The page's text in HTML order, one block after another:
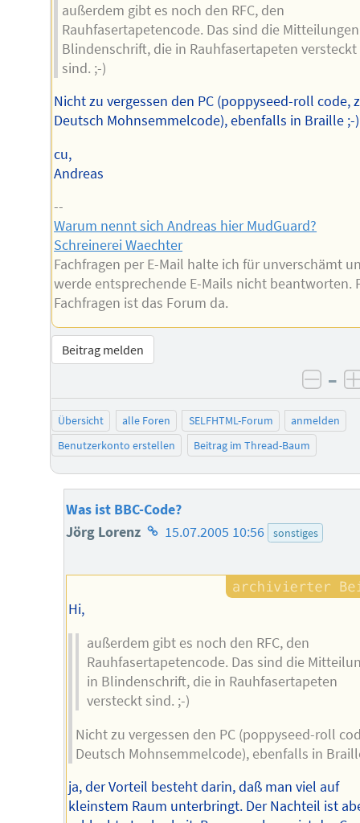
außerdem gibt es noch den RFC, den
Rauhfasertapetencode. Das sind die
Blindenschrift, die in Rauhfasertapeten versteckt
sind. ;-)
Nicht zu vergessen den PC (poppyseed-roll code,
Deutsch Mohnsemmelcode), ebenfalls in Braille ;-)
cu,
Andreas
--
Warum nennt sich Andreas hier MudGuard?
Schreinerei Waechter
Fachfragen per E-Mail halte ich für unverschämt
werde entsprechende E-Mails nicht beantworten.
Fachfragen ist das Forum da.
Beitrag melden
–
Übersicht alle Foren SELFHTML-Forum
anmelden
Benutzerkonto erstellen
Beitrag im Thread-Baum
Was ist BBC-Code?
Jörg Lorenz Homepage
Autors
15.07.2005 10:56 sonstiges
Hi,
außerdem gibt es noch den RFC, den
Rauhfasertapetencode. Das sind die
in Blindenschrift, die in Rauhfasertapeten
versteckt sind. ;-)
Nicht zu vergessen den PC (poppyseed-roll
Deutsch Mohnsemmelcode), ebenfalls in
ja, der Vorteil besteht darin, daß man viel auf
kleinstem Raum unterbringt. Der Nachteil ist